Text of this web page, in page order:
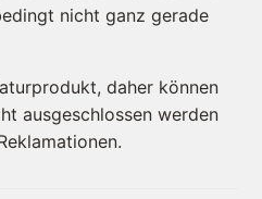
nicht ganz gerade
daher können
ausgeschlossen werden